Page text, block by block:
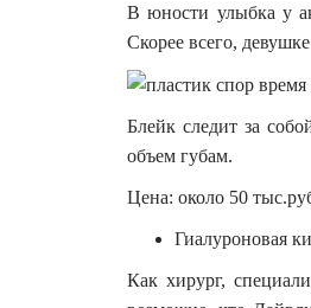
В юности улыбка у
Скорее всего,
Блейк следит за
объем губам.
Цена: около 50
Гиалуроновая
Как хирург,